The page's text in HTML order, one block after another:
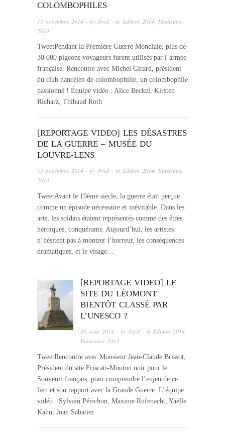
COLOMBOPHILES
13 novembre 2014 · by Fred · in Edition 2014 Itinérance
2014
TweetPendant la Première Guerre Mondiale, plus de
30 000 pigeons voyageurs furent utilisés par l’armée
française. Rencontre avec Michel Girard, président
du club nancéien de colombophilie, un colombophile
passionné ! Équipe vidéo : Alice Beckel, Kirsten
Richarz, Thibaud Roth
[REPORTAGE VIDEO] LES DÉSASTRES
DE LA GUERRE – MUSÉE DU
LOUVRE-LENS
13 novembre 2014 · by Fred · in Edition 2014, Itinérance
2014
TweetAvant le 19ème siècle, la guerre était perçue
comme un épisode nécessaire et inévitable. Dans les
arts, les soldats étaient représentés comme des êtres
héroïques, conquérants. Aujourd’hui, les artistes
n’hésitent pas à montrer l’horreur, les conséquences
dramatiques, et le visage…
[REPORTAGE VIDEO] LE
SITE DU LÉOMONT
BIENTÔT CLASSÉ PAR
L’UNESCO ?
20 août 2014 · byFred · inEdition 2014,
Itinérance 2014
TweetRencontre avec Monsieur Jean-Claude Brissot,
Président du site Friscati-Mouton noir pour le
Souvenir français, pour comprendre l’enjeu de ce
lieu et son rapport avec la Grande Guerre. L’équipe
vidéo : Sylvain Périchon, Maxime Rufenacht, Yaëlle
Kahn, Joan Sabatier